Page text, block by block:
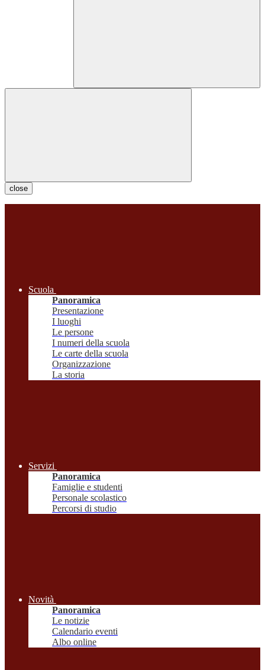
close
Scuola
Panoramica
Presentazione
I luoghi
Le persone
I numeri della scuola
Le carte della scuola
Organizzazione
La storia
Servizi
Panoramica
Famiglie e studenti
Personale scolastico
Percorsi di studio
Novità
Panoramica
Le notizie
Calendario eventi
Albo online